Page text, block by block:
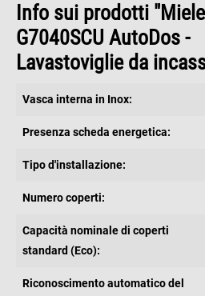
Info sui prodotti "Miele
G7040SCU AutoDos -
Lavastoviglie da
Vasca interna in Inox:
Presenza scheda energetica:
Tipo d'installazione:
Numero coperti:
Capacità nominale di coperti
standard (Eco):
Riconoscimento automatico del